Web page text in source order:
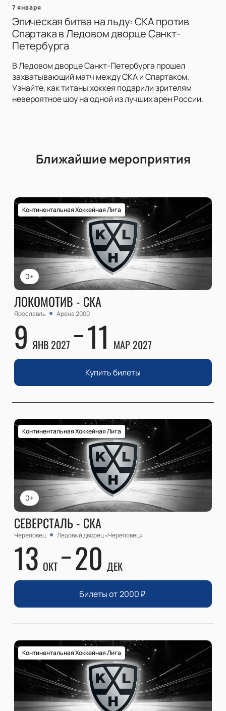
7 января
Эпическая битва на льду: СКА против
Спартака в Ледовом дворце Санкт-
Петербурга
В Ледовом дворце Санкт-Петербурга прошел
захватывающий матч между СКА и Спартаком.
Узнайте, как титаны хоккея подарили зрителям
невероятное шоу на одной из лучших арен России.
Ближайшие мероприятия
0+
Континентальная Хоккейная Лига
ЛОКОМОТИВ - СКА
Ярославль Арена 2000
9 ЯНВ 2027 11 МАР 2027
Купить билеты
0+
Континентальная Хоккейная Лига
СЕВЕРСТАЛЬ - СКА
Череповец Ледовый дворец «Череповец»
13 ОКТ 20 ДЕК
Билеты от 2000₽
Континентальная Хоккейная Лига